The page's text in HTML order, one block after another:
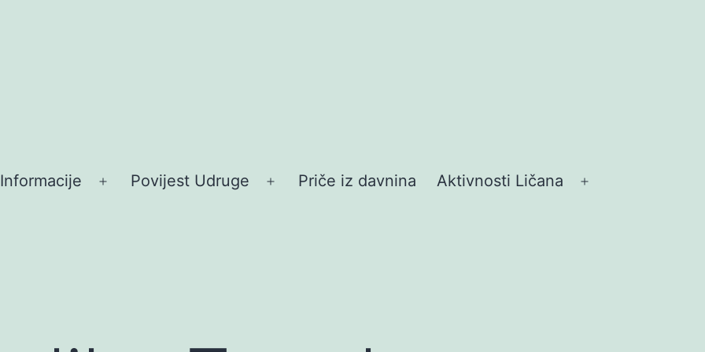
Informacije
OtvoriPovijest Udruge
OtvoriPriče iz davnina Aktivnosti Ličana
Otvori